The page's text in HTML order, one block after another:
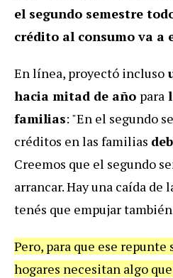
el segundo semestre
crédito al consumo va a
En línea, proyectó incluso
hacia mitad de año para
familias: "En el segundo
créditos en las familias
Creemos que el segundo
arrancar. Hay una caída de
tenés que empujar
Pero, para que ese repunte
hogares necesitan algo